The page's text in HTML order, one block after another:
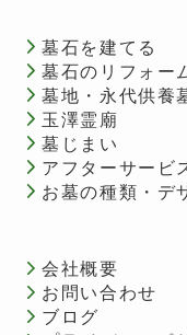
墓石を建てる
墓石のリフォー
墓地・永代供養
玉澤霊廟
墓じまい
アフターサービ
お墓の種類・デ
会社概要
お問い合わせ
ブログ